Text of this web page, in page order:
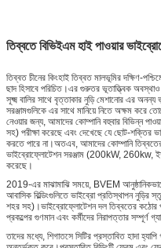
তিব্বতে বিভিইএম হাই পাওয়ার
তিব্বত চীনের কিংহাই তিব্বত মালভূমির দক্ষিণ-
ছাদ হিসাবে পরিচিত।এর গুরুতর ভূতাত্ত্বিক
সূক্ষ্ম বালির সাথে বৃত্তাকার নুড়ি মেশানোর এর
সরঞ্জামগুলিকে এর সাথে মানিয়ে নিতে অক্ষম করে
নেওয়ার জন্য, আমাদের কোম্পানি বহুবার বিভিন্ন
সহ) পরীক্ষা করেছে এবং দেখেছে যে ছোট-শক্তির
করতে পারে না।অতএব, আমাদের কোম্পানি
ভাইব্রোফ্লোটেশন সরঞ্জাম (200kW, 260kw,
করেছে।
2019-এর মাঝামাঝি সময়ে, BVEM
আবাসিক বিল্ডিংগুলিতে ভাইব্রো প্রতিস্থাপন নুড়ির
শহর সহ)।ভাইব্রোফ্লোটেশন দল তিব্বতের কঠোর
প্রকল্পের গুণমান এবং কর্মীদের নিরাপত্তার সম্পূর্ণ
তাদের মধ্যে, শিগাতসে সিটির প্রস্তাবিত হাদা